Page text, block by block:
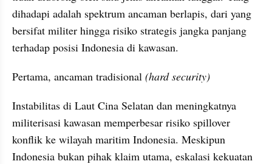
dihadapi adalah spektrum ancaman berlapis, dari yang
bersifat militer hingga risiko strategis jangka panjang
terhadap posisi Indonesia di kawasan.
Pertama, ancaman tradisional (hard security)
Instabilitas di Laut Cina Selatan dan meningkatnya
militerisasi kawasan memperbesar risiko spillover
konflik ke wilayah maritim Indonesia. Meskipun
Indonesia bukan pihak klaim utama, eskalasi kekuatan